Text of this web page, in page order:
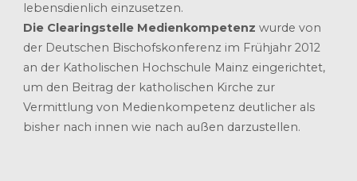
lebensdienlich einzusetzen.
Die Clearingstelle Medienkompetenz wurde von
der Deutschen Bischofskonferenz im Frühjahr 2012
an der Katholischen Hochschule Mainz eingerichtet,
um den Beitrag der katholischen Kirche zur
Vermittlung von Medienkompetenz deutlicher als
bisher nach innen wie nach außen darzustellen.